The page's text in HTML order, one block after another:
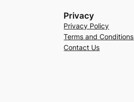
Privacy
Privacy Policy
Terms and Conditions
Contact Us